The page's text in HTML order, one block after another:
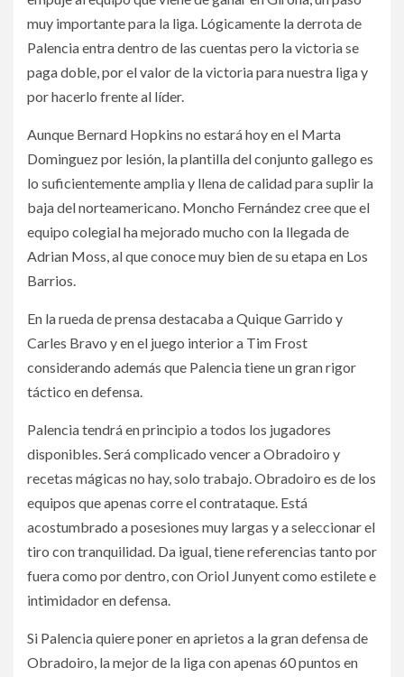
muy importante para la liga. Lógicamente la derrota de
Palencia entra dentro de las cuentas pero la victoria se
paga doble, por el valor de la victoria para nuestra liga y
por hacerlo frente al líder.
Aunque Bernard Hopkins no estará hoy en el Marta
Dominguez por lesión, la plantilla del conjunto gallego es
lo suficientemente amplia y llena de calidad para suplir la
baja del norteamericano. Moncho Fernández cree que el
equipo colegial ha mejorado mucho con la llegada de
Adrian Moss, al que conoce muy bien de su etapa en Los
Barrios.
En la rueda de prensa destacaba a Quique Garrido y
Carles Bravo y en el juego interior a Tim Frost
considerando además que Palencia tiene un gran rigor
táctico en defensa.
Palencia tendrá en principio a todos los jugadores
disponibles. Será complicado vencer a Obradoiro y
recetas mágicas no hay, solo trabajo. Obradoiro es de los
equipos que apenas corre el contrataque. Está
acostumbrado a posesiones muy largas y a seleccionar el
tiro con tranquilidad. Da igual, tiene referencias tanto por
fuera como por dentro, con Oriol Junyent como estilete e
intimidador en defensa.
Si Palencia quiere poner en aprietos a la gran defensa de
Obradoiro, la mejor de la liga con apenas 60 puntos en